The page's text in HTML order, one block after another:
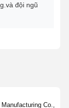
đội ngũ
Co.,